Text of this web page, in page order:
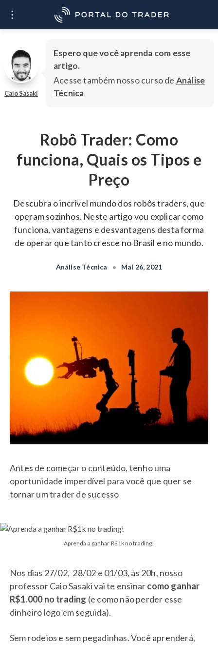
O que você quer
aprender?
Robô Trader: Como
funciona, Quais os Tipos e
Preço
Descubra o incrível mundo dos robôs traders, que
operam sozinhos. Neste artigo vou explicar como
funciona, vantagens e desvantagens desta forma
de operar que tanto cresce no Brasil e no mundo.
Análise Técnica • Mai 26, 2021
Antes de começar o conteúdo, tenho uma
oportunidade imperdível para você que quer se
tornar um trader de sucesso
Aprenda a ganhar R$1k no trading!
Nos dias 27/02, 28/02 e 01/03, às 20h, nosso
professor Caio Sasaki vai te ensinarcomo ganhar
R$1.000 no trading (e como não perder esse
dinheiro logo em seguida).
Sem rodeios e sem pegadinhas. Você aprenderá,
Caio Sasaki
Espero que você aprenda com esse
artigo.
Acesse também nosso curso de Análise
Técnica